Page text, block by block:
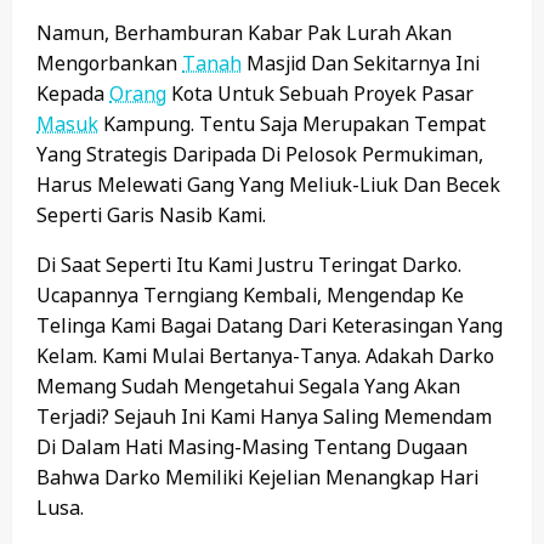
Namun, Berhamburan Kabar Pak Lurah Akan
Mengorbankan Tanah Masjid Dan Sekitarnya Ini
KepadaOrang Kota Untuk Sebuah Proyek Pasar
Masuk Kampung. Tentu Saja Merupakan Tempat
Yang Strategis Daripada Di Pelosok Permukiman,
Harus Melewati Gang Yang Meliuk-Liuk Dan Becek
Seperti Garis Nasib Kami.
Di Saat Seperti Itu Kami Justru Teringat Darko.
Ucapannya Terngiang Kembali, Mengendap Ke
Telinga Kami Bagai Datang Dari Keterasingan Yang
Kelam. Kami Mulai Bertanya-Tanya. Adakah Darko
Memang Sudah Mengetahui Segala Yang Akan
Terjadi? Sejauh Ini Kami Hanya Saling Memendam
Di Dalam Hati Masing-Masing Tentang Dugaan
Bahwa Darko Memiliki Kejelian Menangkap Hari
Lusa.